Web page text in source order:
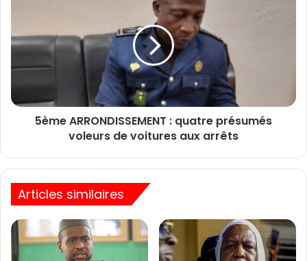
5ème ARRONDISSEMENT : quatre présumés
voleurs de voitures aux arrêts
Articles similaires